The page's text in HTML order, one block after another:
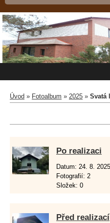
Úvod » Fotoalbum » 2025 » Svatá
Po realizaci
Datum: 24. 8. 2025
Fotografií: 2
Složek: 0
Před realizací